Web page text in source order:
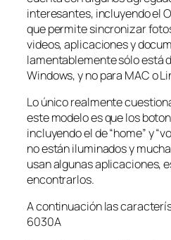
interesantes, incluyendo el
que permite sincronizar
videos, aplicaciones y
lamentablemente sólo está
Windows, y no para MAC o
Lo único realmente
este modelo es que los
incluyendo el de “home” y
no están iluminados y
usan algunas aplicaciones,
encontrarlos.
A continuación las
6030A